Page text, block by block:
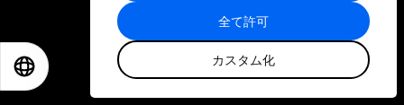
全て許可
カスタム化
サイトマップ
©
世界経済フォーラム